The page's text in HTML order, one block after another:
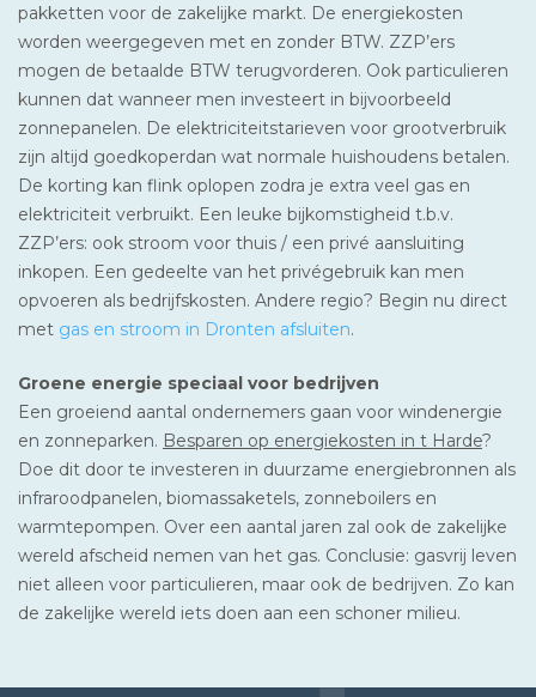
pakketten voor de zakelijke markt. De energiekosten
worden weergegeven met en zonder BTW. ZZP’ers
mogen de betaalde BTW terugvorderen. Ook particulieren
kunnen dat wanneer men investeert in bijvoorbeeld
zonnepanelen. De elektriciteitstarieven voor grootverbruik
zijn altijd goedkoperdan wat normale huishoudens betalen.
De korting kan flink oplopen zodra je extra veel gas en
elektriciteit verbruikt. Een leuke bijkomstigheid t.b.v.
ZZP’ers: ook stroom voor thuis / een privé aansluiting
inkopen. Een gedeelte van het privégebruik kan men
opvoeren als bedrijfskosten. Andere regio? Begin nu direct
met gas en stroom in Dronten afsluiten.
Groene energie speciaal voor bedrijven
Een groeiend aantal ondernemers gaan voor windenergie
en zonneparken. Besparen op energiekosten in t Harde?
Doe dit door te investeren in duurzame energiebronnen als
infraroodpanelen, biomassaketels, zonneboilers en
warmtepompen. Over een aantal jaren zal ook de zakelijke
wereld afscheid nemen van het gas. Conclusie: gasvrij leven
niet alleen voor particulieren, maar ook de bedrijven. Zo kan
de zakelijke wereld iets doen aan een schoner milieu.